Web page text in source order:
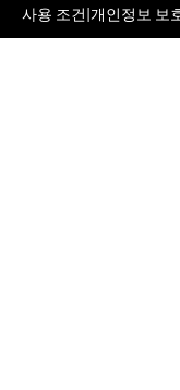
사용 조건|개인정보 보